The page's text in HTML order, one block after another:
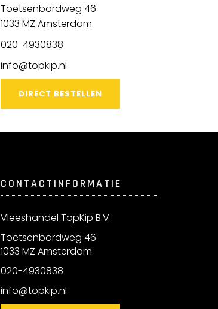
Toetsenbordweg 46
1033 MZ Amsterdam
020-4930838
info@topkip.nl
DIRECT BESTELLEN
CONTACTINFORMATIE
Vleeshandel TopKip B.V.
Toetsenbordweg 46
1033 MZ Amsterdam
020-4930838
info@topkip.nl